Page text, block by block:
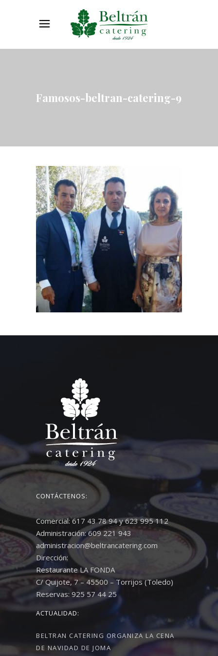
Famosos-beltran-catering-9
CONTÁCTENOS:
Comercial: 617 43 78 94 y 623 995 112
Administración: 609 221 943
administracion@beltrancatering.com
Dirección:
Restaurante LA FONDA
C/ Quijote, 7 – 45500 – Torrijos (Toledo)
Reservas: 925 57 44 25
ACTUALIDAD:
BELTRAN CATERING ORGANIZA LA CENA
DE NAVIDAD DE JOMA